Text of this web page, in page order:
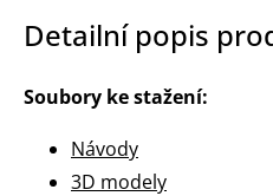
Detailní popis
Soubory ke stažení:
Návody
3D modely